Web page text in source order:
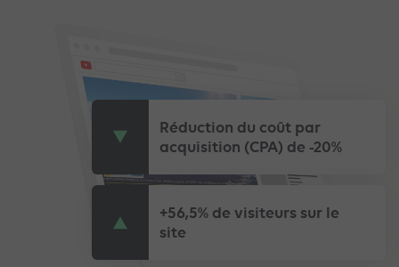
Réduction du coût par
acquisition (CPA) de -20%
+56,5% de visiteurs sur le
site